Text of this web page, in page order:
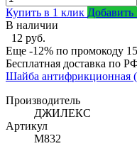
Купить в 1 клик Добавить
В наличии
12 руб.
Еще -12% по промокоду
Бесплатная доставка по
Шайба антифрикционная
Производитель
ДЖИЛЕКС
Артикул
М832